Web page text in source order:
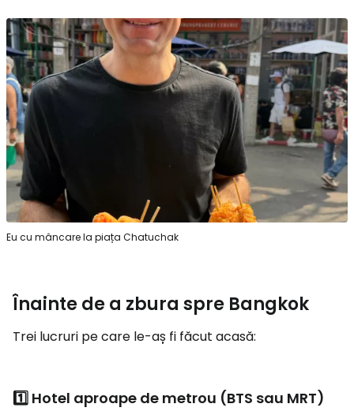
Eu cu mâncare la piața Chatuchak
Înainte de a zbura spre Bangkok
Trei lucruri pe care le-aș fi făcut acasă:
1️⃣ Hotel aproape de metrou (BTS sau MRT)